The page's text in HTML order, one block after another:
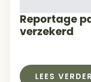
Reportage
verzekerd
LEES VERDER